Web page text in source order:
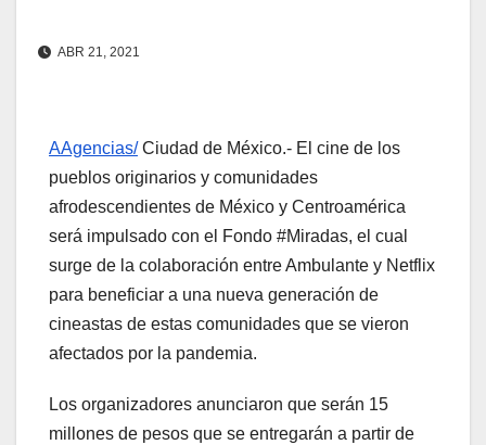
ABR 21, 2021
AAgencias/Ciudad de México.- El cine de los
pueblos originarios y comunidades
afrodescendientes de México y Centroamérica
será impulsado con el Fondo #Miradas, el cual
surge de la colaboración entre Ambulante y Netflix
para beneficiar a una nueva generación de
cineastas de estas comunidades que se vieron
afectados por la pandemia.
Los organizadores anunciaron que serán 15
millones de pesos que se entregarán a partir de